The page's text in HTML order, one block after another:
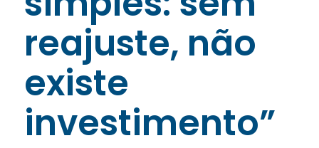
reajuste, não
existe
investimento”